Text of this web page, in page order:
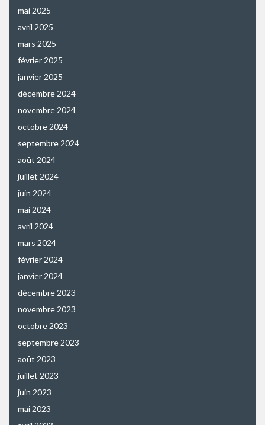
mai 2025
avril 2025
mars 2025
février 2025
janvier 2025
décembre 2024
novembre 2024
octobre 2024
septembre 2024
août 2024
juillet 2024
juin 2024
mai 2024
avril 2024
mars 2024
février 2024
janvier 2024
décembre 2023
novembre 2023
octobre 2023
septembre 2023
août 2023
juillet 2023
juin 2023
mai 2023